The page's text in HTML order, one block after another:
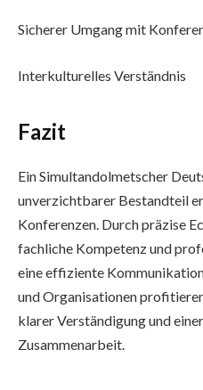
Sicherer Umgang mit
Interkulturelles Verständnis
Fazit
Ein Simultandolmetscher
unverzichtbarer Bestandteil
Konferenzen. Durch präzise
fachliche Kompetenz und
eine effiziente
und Organisationen
klarer Verständigung und
Zusammenarbeit.